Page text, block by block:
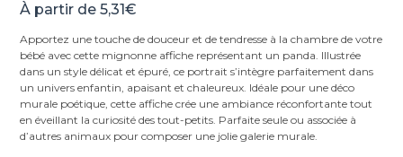
sur 5
notations
À partir de5,31€
Apportez une touche de douceur et de tendresse à la chambre de votre
bébé avec cette mignonne affiche représentant un panda. Illustrée
dans un style délicat et épuré, ce portrait s’intègre parfaitement dans
un univers enfantin, apaisant et chaleureux. Idéale pour une déco
murale poétique, cette affiche crée une ambiance réconfortante tout
en éveillant la curiosité des tout-petits. Parfaite seule ou associée à
d’autres animaux pour composer une jolie galerie murale.